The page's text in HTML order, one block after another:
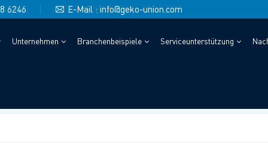
6246 E-Mail : info@geko-union.com
Unternehmen Branchenbeispiele Serviceunterstützung
VON REGELVENTILEN FÜR DIE